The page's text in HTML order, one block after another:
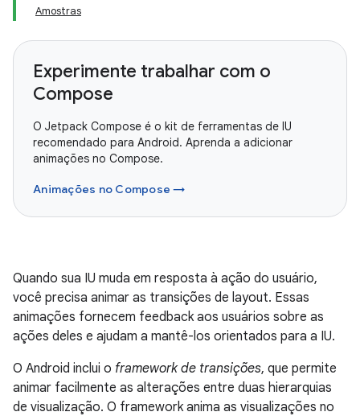
Amostras
Experimente trabalhar com o
Compose
O Jetpack Compose é o kit de ferramentas de IU
recomendado para Android. Aprenda a adicionar
animações no Compose.
Animações no Compose →
Quando sua IU muda em resposta à ação do usuário,
você precisa animar as transições de layout. Essas
animações fornecem feedback aos usuários sobre as
ações deles e ajudam a mantê-los orientados para a IU.
O Android inclui o framework de transições, que permite
animar facilmente as alterações entre duas hierarquias
de visualização. O framework anima as visualizações no